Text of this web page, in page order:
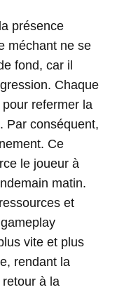
présence
méchant ne se
fond, car il
Chaque
refermer la
Par conséquent,
Ce
le joueur à
matin.
et
vite et plus
rendant la
à la